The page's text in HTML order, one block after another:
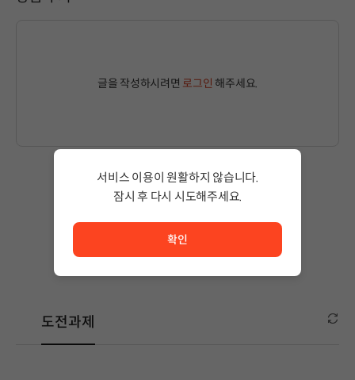
글을 작성하시려면 로그인 해주세요.
작성된 글이 없습니다.
상품 이용 후 첫 번째 글을 남겨보세요!
도전과제
서비스 이용이 원활하지 않습니다.
잠시 후 다시 시도해주세요.
확인